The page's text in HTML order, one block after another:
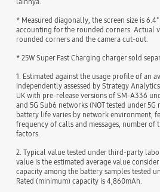
* Measured diagonally, the screen size is
accounting for the rounded corners. Actual
rounded corners and the camera cut-out.
* 25W Super Fast Charging charger sold
1. Estimated against the usage profile of an
Independently assessed by Strategy
UK with pre-release versions of SM-A336
and 5G Sub6 networks (NOT tested under
battery life varies by network environment,
frequency of calls and messages, number of
factors.
2. Typical value tested under third-party
value is the estimated average value
capacity among the battery samples tested
Rated (minimum) capacity is 4,860mAh.